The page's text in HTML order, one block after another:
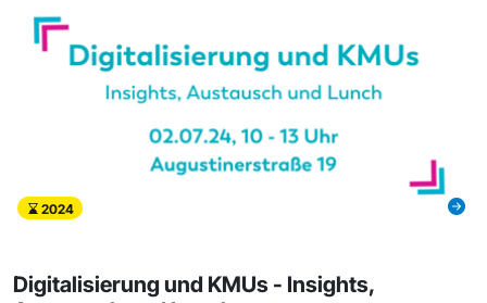
2024
Digitalisierung und KMUs - Insights,